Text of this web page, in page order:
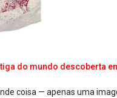
do mundo descoberta
coisa — apenas uma